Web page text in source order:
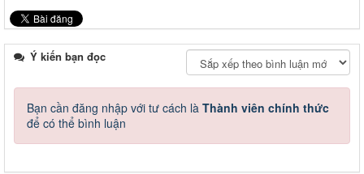
Ý kiến bạn đọc
Bạn cần đăng nhập với tư cách là Thành viên chính thức
để có thể bình luận